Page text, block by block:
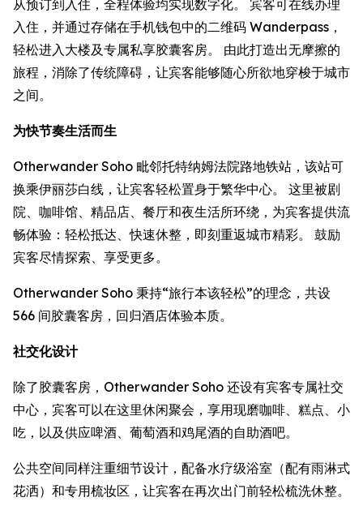
从预订到入住，全程体验均实现数字化。 宾客可在线办理
入住，并通过存储在手机钱包中的二维码 Wanderpass，
轻松进入大楼及专属私享胶囊客房。 由此打造出无摩擦的
旅程，消除了传统障碍，让宾客能够随心所欲地穿梭于城市
之间。
为快节奏生活而生
Otherwander Soho 毗邻托特纳姆法院路地铁站，该站可
换乘伊丽莎白线，让宾客轻松置身于繁华中心。 这里被剧
院、咖啡馆、精品店、餐厅和夜生活所环绕，为宾客提供流
畅体验：轻松抵达、快速休整，即刻重返城市精彩。 鼓励
宾客尽情探索、享受更多。
Otherwander Soho 秉持“旅行本该轻松”的理念，共设
566 间胶囊客房，回归酒店体验本质。
社交化设计
除了胶囊客房，Otherwander Soho 还设有宾客专属社交
中心，宾客可以在这里休闲聚会，享用现磨咖啡、糕点、小
吃，以及供应啤酒、葡萄酒和鸡尾酒的自助酒吧。
公共空间同样注重细节设计，配备水疗级浴室（配有雨淋式
花洒）和专用梳妆区，让宾客在再次出门前轻松梳洗休整。